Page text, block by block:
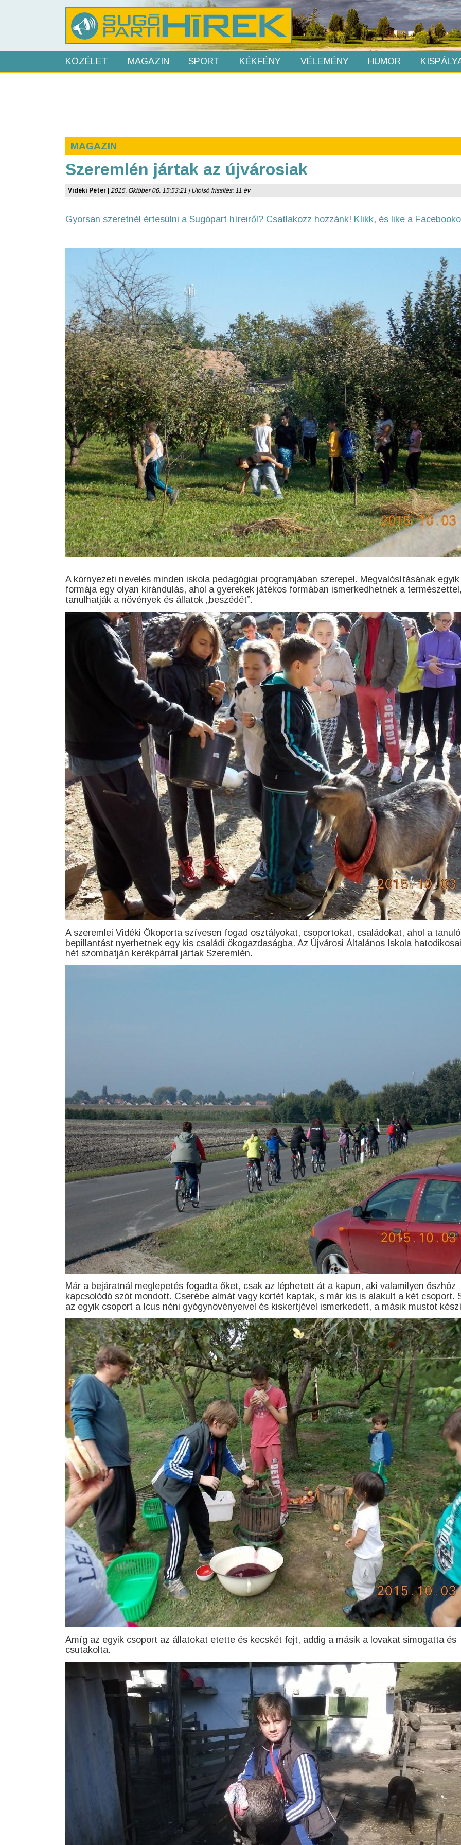
KÖZÉLET MAGAZIN SPORT KÉKFÉNY VÉLEMÉNY HUMOR
MAGAZIN
Szeremlén jártak az újvárosiak
Vidéki Péter 2015. Október 06. 15:53:21 | Utolsó frissítés: 11 év
Gyorsan szeretnél értesülni a Sugópart híreiről? Csatlakozz hozzánk! Klikk, és like a
A környezeti nevelés minden iskola pedagógiai programjában szerepel. Megvalósításának egyik
formája egy olyan kirándulás, ahol a gyerekek játékos formában ismerkedhetnek a
tanulhatják a növények és állatok „beszédét”.
A szeremlei Vidéki Ökoporta szívesen fogad osztályokat, csoportokat, családokat, ahol a
bepillantást nyerhetnek egy kis családi ökogazdaságba. Az Újvárosi Általános Iskola
hét szombatján kerékpárral jártak Szeremlén.
Már a bejáratnál meglepetés fogadta őket, csak az léphetett át a kapun, aki valamilyen őszhöz
kapcsolódó szót mondott. Cserébe almát vagy körtét kaptak, s már kis is alakult a két csoport.
az egyik csoport a Icus néni gyógynövényeivel és kiskertjével ismerkedett, a másik mustot
Amíg az egyik csoport az állatokat etette és kecskét fejt, addig a másik a lovakat simogatta és
csutakolta.